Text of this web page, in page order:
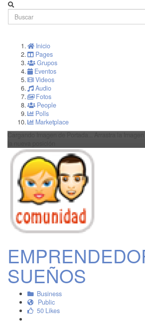
Inicio
Pages
Grupos
Eventos
Videos
Audio
Fotos
People
Polls
Marketplace
Cargando Imagen de Portada...
Arrastra la
SUEÑOS
Business
Public
50 Likes